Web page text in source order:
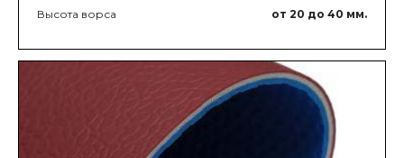
Высота ворса
от 20 до 40 мм.